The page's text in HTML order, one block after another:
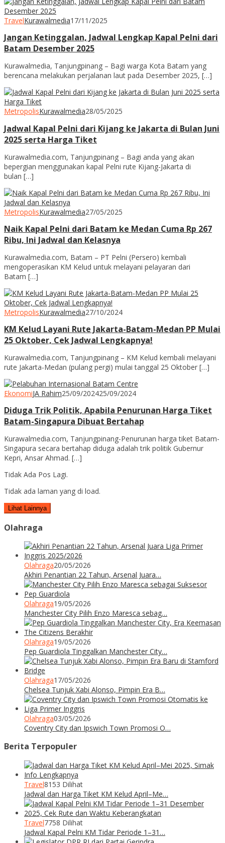
TravelKurawalmedia17/11/2025
Jangan Ketinggalan, Jadwal Lengkap Kapal Pelni dari
Batam Desember 2025
Kurawalmedia, Tanjungpinang – Bagi warga Kota Batam yang
berencana melakukan perjalanan laut pada Desember 2025, […]
MetropolisKurawalmedia28/05/2025
Jadwal Kapal Pelni dari Kijang ke Jakarta di Bulan Juni
2025 serta Harga Tiket
Kurawalmedia.com, Tanjungpinang – Bagi anda yang akan
bepergian menggunakan kapal Pelni rute Kijang-Jakarta di
bulan […]
MetropolisKurawalmedia27/05/2025
Naik Kapal Pelni dari Batam ke Medan Cuma Rp 267
Ribu, Ini Jadwal dan Kelasnya
Kurawalmedia.com, Batam – PT Pelni (Persero) kembali
mengoperasikan KM Kelud untuk melayani pelayaran dari
Batam […]
MetropolisKurawalmedia27/10/2024
KM Kelud Layani Rute Jakarta-Batam-Medan PP Mulai
25 Oktober, Cek Jadwal Lengkapnya!
Kurawalmedia.com, Tanjungpinang – KM Kelud kembali melayani
rute Jakarta-Medan (pulang pergi) mulai tanggal 25 Oktober […]
EkonomiJA Rahim25/09/202425/09/2024
Diduga Trik Politik, Apabila Penurunan Harga Tiket
Batam-Singapura Dibuat Bertahap
Kurawalmedia.com, Tanjungpinang-Penurunan harga tiket Batam-
Singapura secara bertahap diduga adalah trik politik Gubernur
Kepri, Ansar Ahmad. […]
Tidak Ada Pos Lagi.
Tidak ada laman yang di load.
Lihat Lainnya
Olahraga
Olahraga20/05/2026
Akhiri Penantian 22 Tahun, Arsenal Juara…
Olahraga19/05/2026
Manchester City Pilih Enzo Maresca sebag…
Olahraga19/05/2026
Pep Guardiola Tinggalkan Manchester City…
Olahraga17/05/2026
Chelsea Tunjuk Xabi Alonso, Pimpin Era B…
Olahraga03/05/2026
Coventry City dan Ipswich Town Promosi O…
Berita Terpopuler
Travel8153 Dilihat
Jadwal dan Harga Tiket KM Kelud April–Me…
Travel7758 Dilihat
Jadwal Kapal Pelni KM Tidar Periode 1–31…